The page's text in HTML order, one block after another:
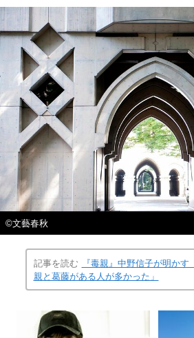
©文藝春秋
記事を読む
『毒親』中野信子が明か
親と葛藤がある人が多かった」